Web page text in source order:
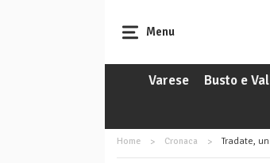
Menu
Varese Busto e
Home Cronaca Tradate, un